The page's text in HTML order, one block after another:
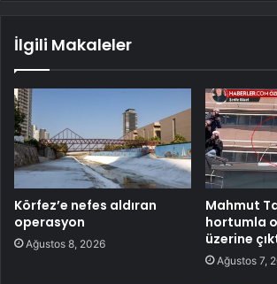
İlgili Makaleler
Körfez’e nefes aldıran
operasyon
Ağustos 8, 2026
Mahmut
hortumla
üzerine
Ağustos 7,